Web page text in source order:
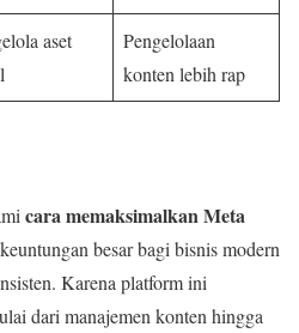
aset
Pengelolaan
konten lebih rap
cara memaksimalkan Meta
besar bagi bisnis modern
Karena platform ini
dari manajemen konten hingga